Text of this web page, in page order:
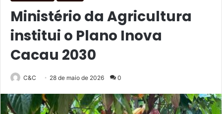
Ministério da Agricultura
institui o Plano Inova
Cacau 2030
C&C 28 de maio de 2026 0